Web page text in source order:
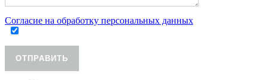
Согласие на обработку персональных данных
ОТПРАВИТЬ